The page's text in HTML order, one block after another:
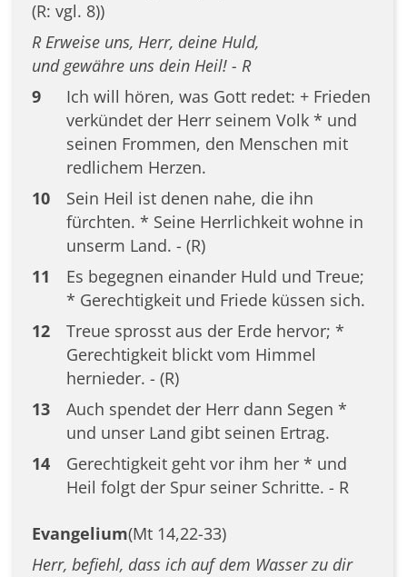
(R: vgl. 8))
R Erweise uns, Herr, deine Huld,
und gewähre uns dein Heil! - R
9
Ich will hören, was Gott redet: + Frieden
verkündet der Herr seinem Volk * und
seinen Frommen, den Menschen mit
redlichem Herzen.
10
Sein Heil ist denen nahe, die ihn
fürchten. * Seine Herrlichkeit wohne in
unserm Land. - (R)
11
Es begegnen einander Huld und Treue;
* Gerechtigkeit und Friede küssen sich.
12
Treue sprosst aus der Erde hervor; *
Gerechtigkeit blickt vom Himmel
hernieder. - (R)
13
Auch spendet der Herr dann Segen *
und unser Land gibt seinen Ertrag.
14
Gerechtigkeit geht vor ihm her * und
Heil folgt der Spur seiner Schritte. - R
Evangelium(Mt 14,22-33)
Herr, befiehl, dass ich auf dem Wasser zu dir